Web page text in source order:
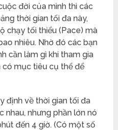
đời của mình thì các
thời gian tối đa này,
chạy tối thiểu (Pace) mà
nhiêu. Nhờ đó các bạn
cần làm gì khi tham gia
có mục tiêu cụ thể để
định về thời gian tối đa
nhau, nhưng phần lớn nó
đến 4 giờ. (Có một số